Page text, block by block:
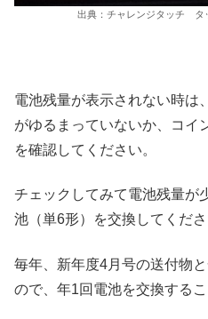
出典：チャレンジタッチ タ
電池残量が表示されない時は
がゆるまっていないか、コイ
を確認してください。
チェックしてみて電池残量が
池（単6形）を交換してくださ
毎年、新年度4月号の送付物
ので、年1回電池を交換するこ